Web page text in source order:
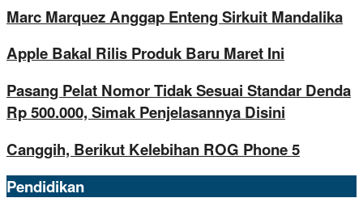
Marc Marquez Anggap Enteng Sirkuit Mandalika
Apple Bakal Rilis Produk Baru Maret Ini
Pasang Pelat Nomor Tidak Sesuai Standar Denda
Rp 500.000, Simak Penjelasannya Disini
Canggih, Berikut Kelebihan ROG Phone 5
Pendidikan